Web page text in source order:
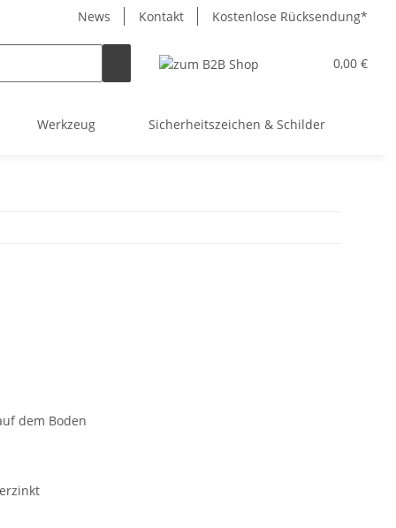
News Kontakt Kostenlose Rücksendung*
0,00 €
Werkzeug Sicherheitszeichen & Schilder
dem Boden